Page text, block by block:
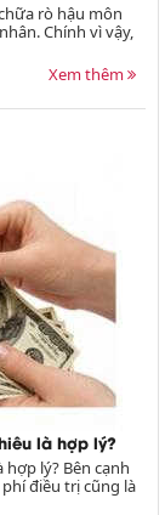
rò hậu môn
Chính vì vậy,
Xem thêm
là hợp lý?
lý? Bên cạnh
điều trị cũng là